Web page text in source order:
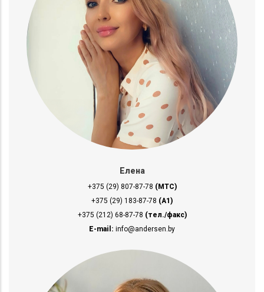
Елена
+375 (29) 807-87-78 (МТС)
+375 (29) 183-87-78 (A1)
+375 (212) 68-87-78 (тел./факс)
E-mail: info@andersen.by